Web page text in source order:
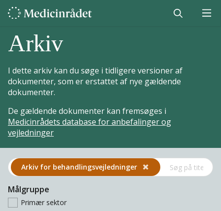
Arkiv
I dette arkiv kan du søge i tidligere versioner af
dokumenter, som er erstattet af nye gældende
dokumenter.
De gældende dokumenter kan fremsøges i
Medicinrådets database for anbefalinger og
vejledninger
Arkiv for behandlings­vejledninger
Målgruppe
Primær sektor